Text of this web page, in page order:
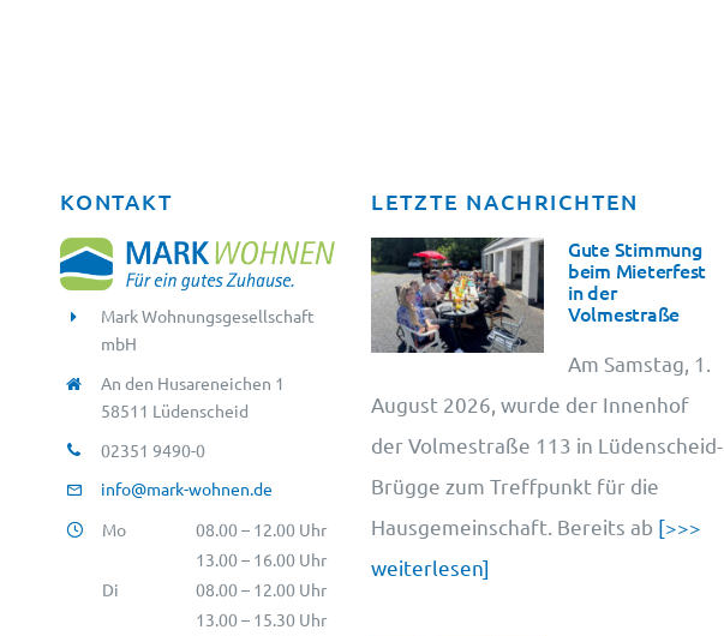
KONTAKT
Mark Wohnungsgesellschaft
mbH
An den Husareneichen 1
58511 Lüdenscheid
02351 9490-0
info@mark-wohnen.de
Mo
08.00 – 12.00 Uhr
13.00 – 16.00 Uhr
Di
08.00 – 12.00 Uhr
13.00 – 15.30 Uhr
LETZTE NACHRICHTEN
Gute Stimmung
beim Mieterfest
in der
Volmestraße
Am Samstag, 1.
August 2026, wurde der Innenhof
der Volmestraße 113 in Lüdenscheid-
Brügge zum Treffpunkt für die
Hausgemeinschaft. Bereits ab [>>>
weiterlesen]